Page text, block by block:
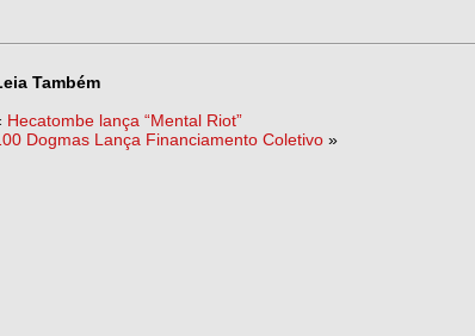
Também
Hecatombe lança “Mental Riot”
Dogmas Lança Financiamento Coletivo »